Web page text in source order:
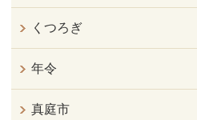
くつろぎ
年令
真庭市